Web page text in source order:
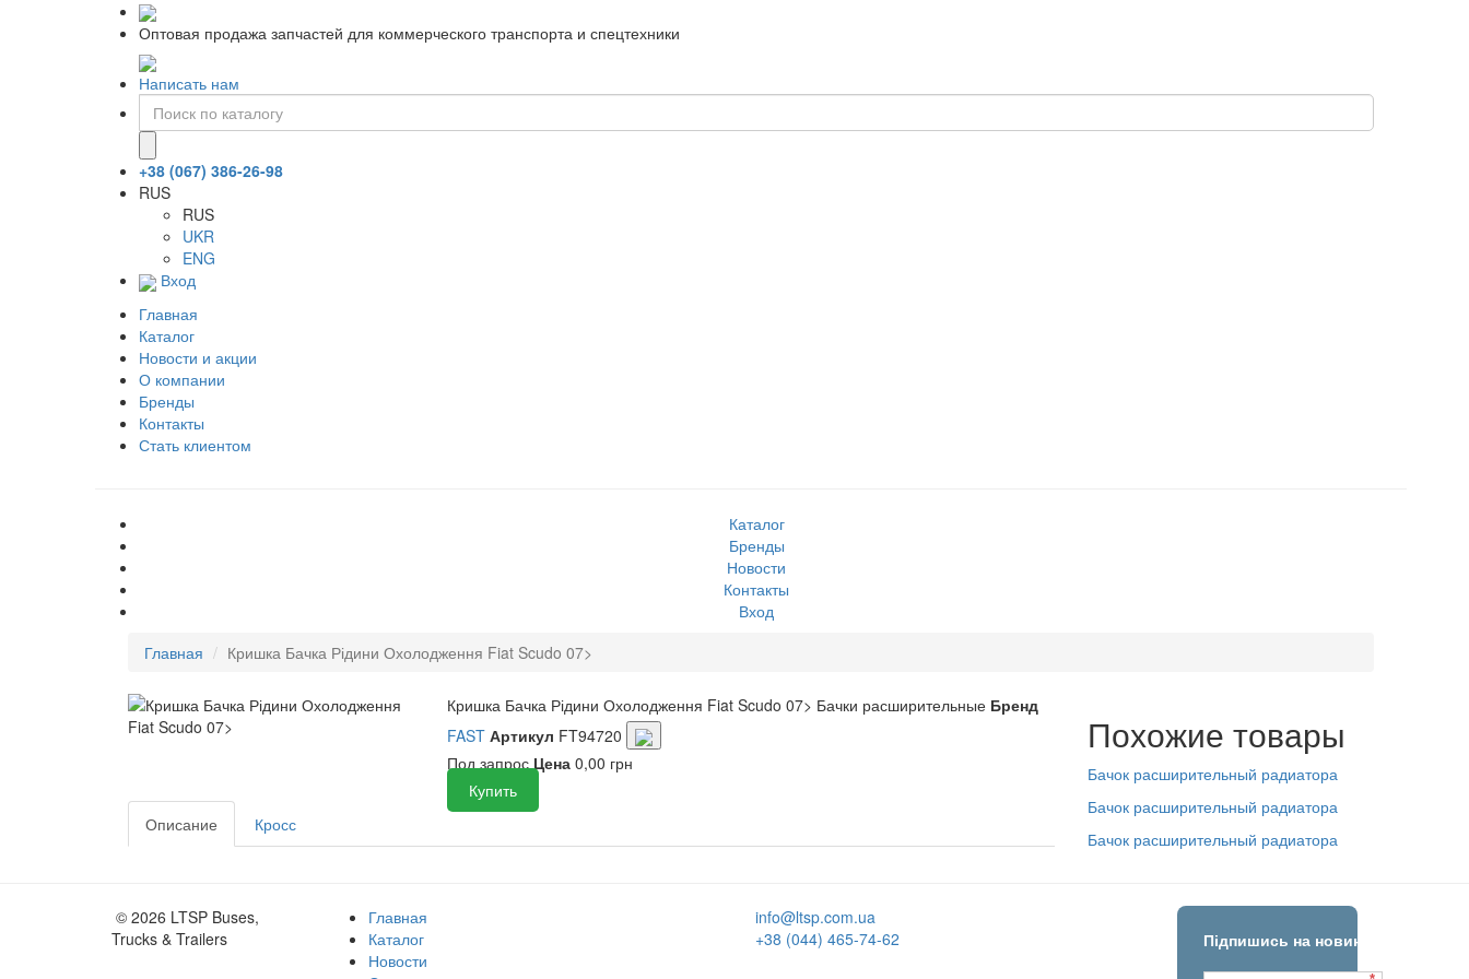
Оптовая продажа запчастей для коммерческого транспорта и спецтехники
Написать нам
+38 (067) 386-26-98
RUS
RUS
UKR
ENG
Вход
Главная
Каталог
Новости и акции
О компании
Бренды
Контакты
Стать клиентом
Каталог
Бренды
Новости
Контакты
Вход
Главная
Кришка Бачка Рідини Охолодження Fiat Scudo 07>
Кришка Бачка Рідини Охолодження Fiat Scudo 07> Бачки расширительные Бренд
FAST Артикул FT94720
Под запрос Цена 0,00 грн
Купить
Описание
Кросс
Похожие товары
Бачок расширительный радиатора
Бачок расширительный радиатора
Бачок расширительный радиатора
© 2026 LTSP Buses,
Trucks & Trailers
Главная
Каталог
Новости
info@ltsp.com.ua
+38 (044) 465-74-62
Підпишись на новини!